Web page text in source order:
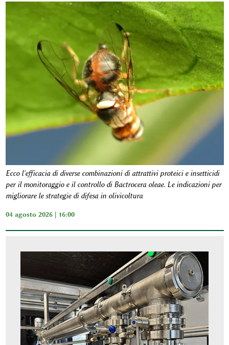
Ecco l'efficacia di diverse combinazioni di attrattivi proteici e insetticidi
per il monitoraggio e il controllo di Bactrocera oleae. Le indicazioni per
migliorare le strategie di difesa in olivicoltura
04 agosto 2026 | 16:00